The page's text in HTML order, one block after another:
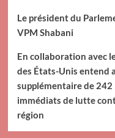
Le président du
VPM Shabani
En collaboration avec
des États-Unis entend
supplémentaire de
immédiats de lutte
région